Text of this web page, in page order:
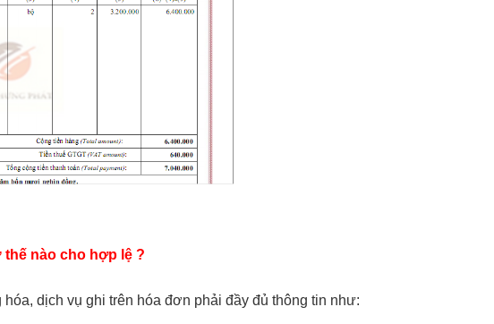
nào cho hợp lệ ?
dịch vụ ghi trên hóa đơn phải đầy đủ thông tin như: